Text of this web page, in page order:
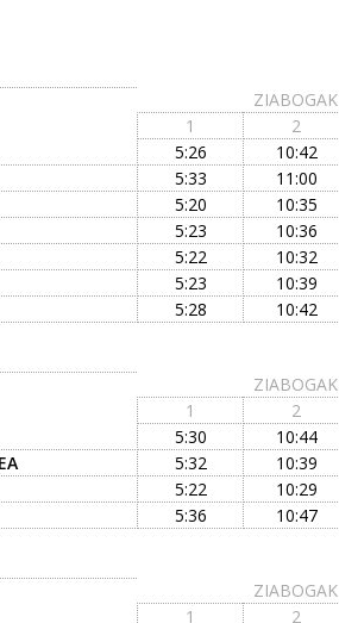
ZIABOGAK
1 2
5:26 10:42
5:33 11:00
5:20 10:35
5:23 10:36
5:22 10:32
5:23 10:39
5:28 10:42
ZIABOGAK
1 2
5:30 10:44
5:32 10:39
5:22 10:29
5:36 10:47
ZIABOGAK
1 2